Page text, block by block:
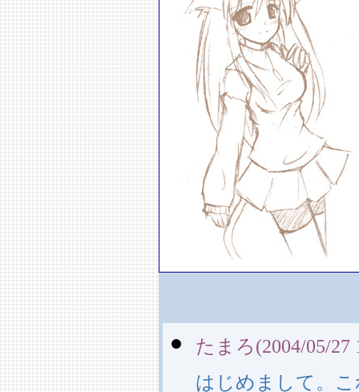
たまろ(2004/05/27
はじめまして。